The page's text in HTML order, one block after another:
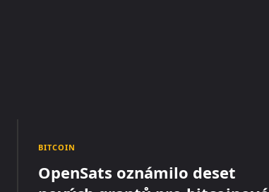
BITCOIN
OpenSats oznámilo deset